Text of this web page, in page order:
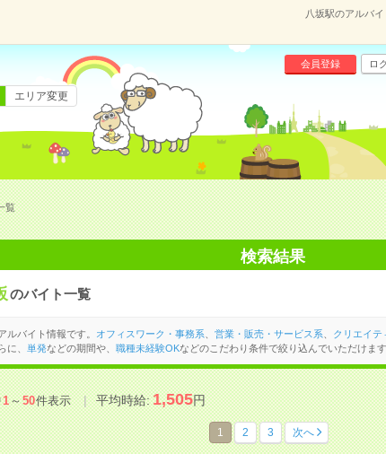
八坂駅のアルバ
会員登録 ロ
エリア変更
覧
検索結果
のバイト一覧
ルバイト情報です。 オフィスワーク・事務系 営業・販売・サービス系 クリエイテ
に、
単発などの期間や、 職種未経験OKなどのこだわり条件で絞り込んでいただけます
1～50件表示 平均時給:1,505円
1 2 3 次へ